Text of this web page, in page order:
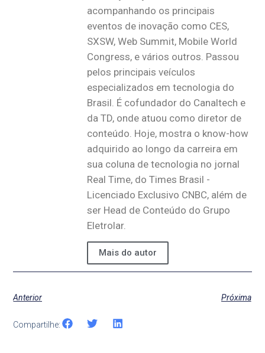
acompanhando os principais
eventos de inovação como CES,
SXSW, Web Summit, Mobile World
Congress, e vários outros. Passou
pelos principais veículos
especializados em tecnologia do
Brasil. É cofundador do Canaltech e
da TD, onde atuou como diretor de
conteúdo. Hoje, mostra o know-how
adquirido ao longo da carreira em
sua coluna de tecnologia no jornal
Real Time, do Times Brasil -
Licenciado Exclusivo CNBC, além de
ser Head de Conteúdo do Grupo
Eletrolar.
Mais do autor
Anterior Próxima
Compartilhe: